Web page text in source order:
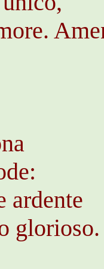
ardente
glorioso.